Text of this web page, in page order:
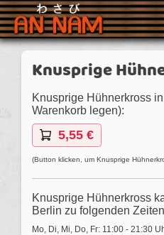
Knusprige
Knusprige Hühnerkross
Warenkorb legen):
5,55 €
(Button klicken, um Knusprige
Knusprige Hühnerkross
Berlin zu folgenden
Mo, Di, Mi, Do, Fr: 11:00 - 21:30